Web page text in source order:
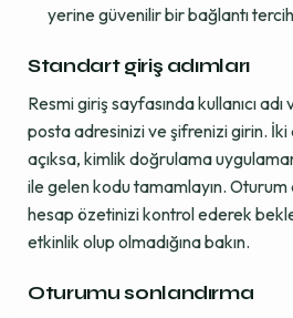
yerine güvenilir bir bağlantı
Standart giriş adımları
Resmi giriş sayfasında kullanıcı adı
posta adresinizi ve şifrenizi girin. İki
açıksa, kimlik doğrulama
ile gelen kodu tamamlayın. Oturum
hesap özetinizi kontrol ederek
etkinlik olup olmadığına bakın.
Oturumu sonlandırma